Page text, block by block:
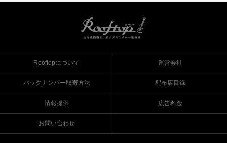
Rooftopについて 運営会社
バックナンバー取寄方法 配布店目録
情報提供 広告料金
お問い合わせ